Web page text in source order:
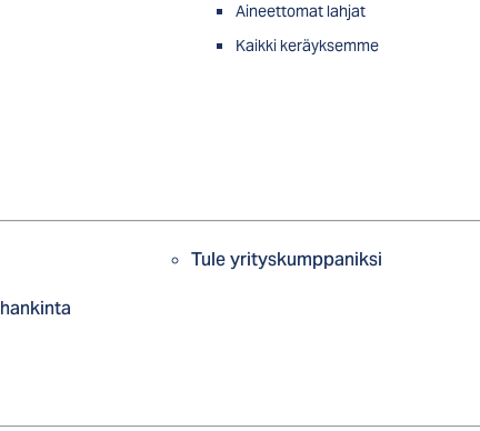
Aineettomat lahjat
Kaikki keräyksemme
Tule yrityskumppaniksi